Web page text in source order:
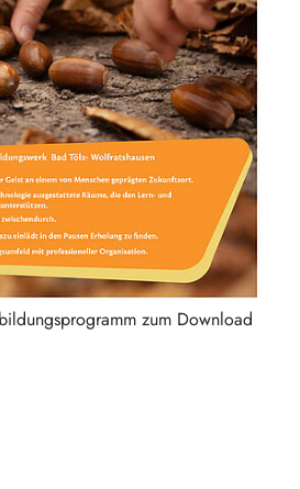
zum Download